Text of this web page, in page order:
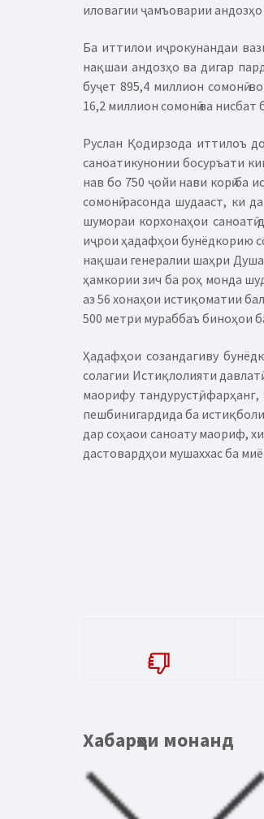
иловагии ҷамъоварии
Ба иттилои иҷрокунандаи
нақшаи андозҳо ва дигар
буҷет 895,4 миллион сомонӣ
16,2 миллион сомонӣ ва
Руслан Қодирзода иттилоъ
саноатикунонии босуръати
нав бо 750 ҷойи нави корӣ ба
сомонӣ расонда шудааст, ки
шумораи корхонаҳои саноатӣ
иҷрои ҳадафҳои бунёдкорию
нақшаи генералии шаҳри
ҳамкории зич ба роҳ монда
аз 56 хонаҳои истиқоматии
500 метри мураббаъ биноҳои
Ҳадафҳои созандагиву
солагии Истиқлолияти
маорифу тандурустӣ,
пешбинигардида ба истиқболи
дар соҳаои саноату маориф,
дастовардҳои мушаххас ба
Хабарҳои монанд